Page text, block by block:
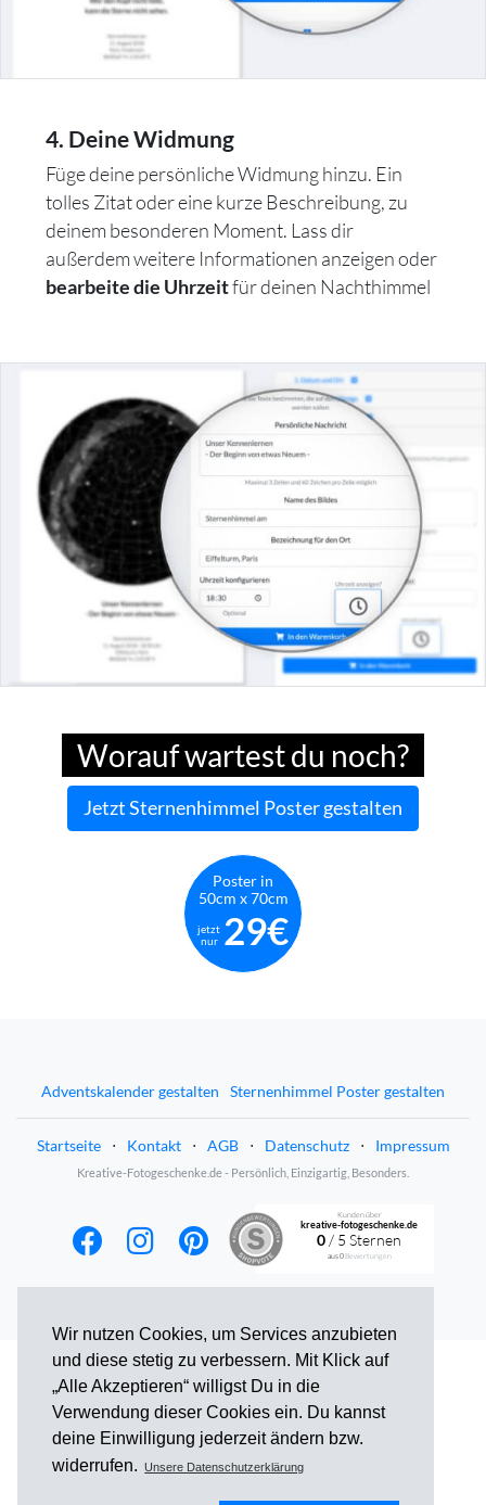
Wir nutzen Cookies, um Services anzubieten
und diese stetig zu verbessern. Mit Klick auf
„Alle Akzeptieren“ willigst Du in die
Verwendung dieser Cookies ein. Du kannst
deine Einwilligung jederzeit ändern bzw.
widerrufen.
Unsere Datenschutzerklärung
4. Deine Widmung
Füge deine persönliche Widmung hinzu. Ein
tolles Zitat oder eine kurze Beschreibung, zu
deinem besonderen Moment. Lass dir
außerdem weitere Informationen anzeigen oder
bearbeite die Uhrzeitfür deinen Nachthimmel
Worauf wartest du noch?
Jetzt Sternenhimmel Poster gestalten
Poster in
50cm x 70cm
jetzt
nur 29€
Adventskalender gestalten Sternenhimmel Poster gestalten
Startseite ⋅ Kontakt ⋅ AGB ⋅ Datenschutz ⋅ Impressum
Kreative-Fotogeschenke.de - Persönlich, Einzigartig, Besonders.
Kunden über
kreative-fotogeschenke.de
0 / 5 Sternen
aus0Bewertungen